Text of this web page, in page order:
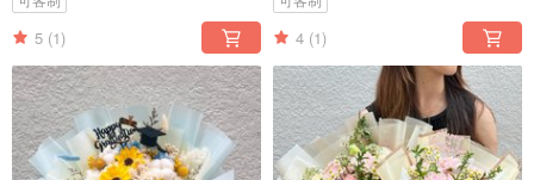
5 (1) 4 (1)